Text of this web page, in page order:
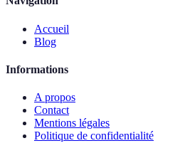
Accueil
Blog
Informations
A propos
Contact
Mentions légales
Politique de confidentialité